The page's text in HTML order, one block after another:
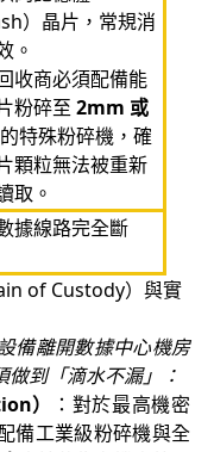
）晶片，常規消
。
收商必須配備能
粉碎至 2mm 或
的特殊粉碎機，確
顆粒無法被重新
取。
據線路完全斷
of Custody）與實
備離開數據中心機房
到「滴水不漏」：
）
：對於最高機密
備工業級粉碎機與全